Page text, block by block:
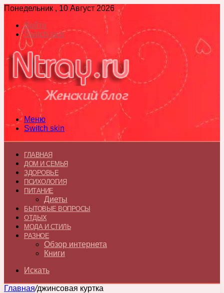
Понедельник , 10 Август 2026
Войти
Switch skin
Меню
Switch skin
ГЛАВНАЯ
ДОМ И СЕМЬЯ
ЗДОРОВЬЕ
ПСИХОЛОГИЯ
ПИТАНИЕ
Диеты
БЫТОВЫЕ ВОПРОСЫ
ОТДЫХ
МОДА И СТИЛЬ
РАЗНОЕ
Обзор интернета
Книги
Искать
Главная/джинсовая куртка